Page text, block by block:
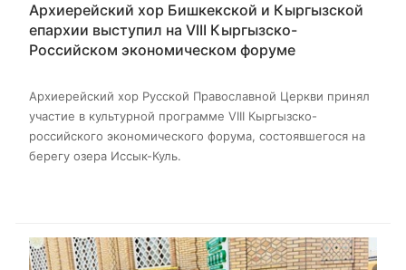
Архиерейский хор Бишкекской и Кыргызской
епархии выступил на VIII Кыргызско-
Российском экономическом форуме
Архиерейский хор Русской Православной Церкви принял
участие в культурной программе VIII Кыргызско-
российского экономического форума, состоявшегося на
берегу озера Иссык-Куль.